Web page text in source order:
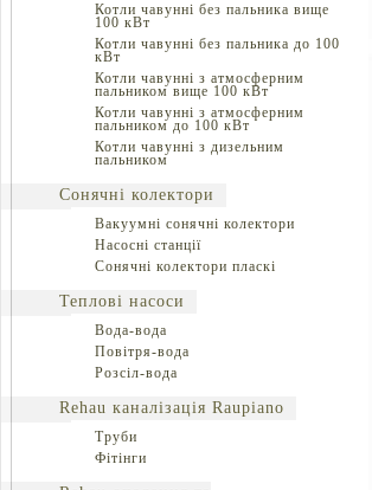
Котли чавунні без пальника вище
100 кВт
Котли чавунні без пальника до 100
кВт
Котли чавунні з атмосферним
пальником вище 100 кВт
Котли чавунні з атмосферним
пальником до 100 кВт
Котли чавунні з дизельним
пальником
Сонячні колектори
Вакуумні сонячні колектори
Насосні станції
Сонячні колектори пласкі
Теплові насоси
Вода-вода
Повітря-вода
Розсіл-вода
Rehau каналізація Raupiano
Труби
Фітінги